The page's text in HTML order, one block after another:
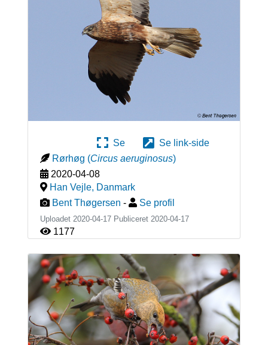
Se
Se link-side
Rørhøg (Circus aeruginosus)
2020-04-08
Han Vejle, Danmark
Bent Thøgersen - Se profil
Uploadet 2020-04-17 Publiceret 2020-04-17
1177